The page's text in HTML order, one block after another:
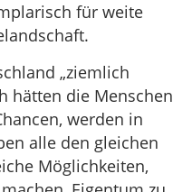
für weite
„ziemlich
hätten die Menschen
werden in
alle den gleichen
Möglichkeiten,